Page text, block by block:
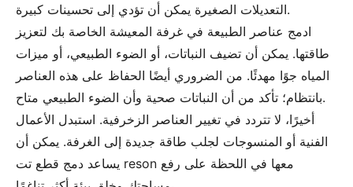
التعديلات الصغيرة يمكن أن تؤدي إلى تحسينات كبيرة.
ادمج عناصر الطبيعة في غرفة المعيشة الخاصة بك لتعزيز
طاقتها. يمكن أن تضيف النباتات، أو الضوء الطبيعي، أو ميزات
المياه جوًا مهدئًا. من الضروري أيضًا الحفاظ على هذه العناصر
بانتظام؛ تأكد من أن النباتات صحية وأن الضوء الطبيعي متاح.
أخيرًا، لا تتردد في تغيير العناصر الزخرفية. استبدل الأعمال
الفنية أو المنسوجات لجلب طاقة جديدة إلى الغرفة. يمكن أن
يساعد دمج قطع تت reson معها في اللحظة على رفع